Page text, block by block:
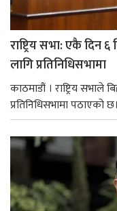
राष्ट्रिय सभा: एकै दिन
लागि प्रतिनिधिसभामा
काठमाडौं । राष्ट्रिय सभाले
प्रतिनिधिसभामा पठाएको